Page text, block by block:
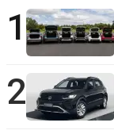
1
2